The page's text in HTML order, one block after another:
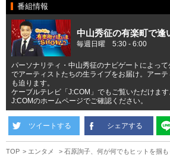
番組情報
中山秀征の有楽町で逢
毎週日曜 5:30 - 6:00
パーソナリティ・中山秀征のナビゲートによっ
でアーティストたちの生ライブをお届け。アー
も迫ります。
ケーブルテレビ「J:COM」でもご覧いただけます
J:COMのホームページでご確認ください。
ツイートする シェアする
TOP エンタメ 石原詢子、何が何でもヒットを掴